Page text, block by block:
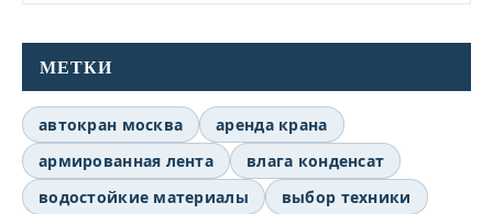
МЕТКИ
автокран москва
аренда крана
армированная лента
влага конденсат
водостойкие материалы
выбор техники